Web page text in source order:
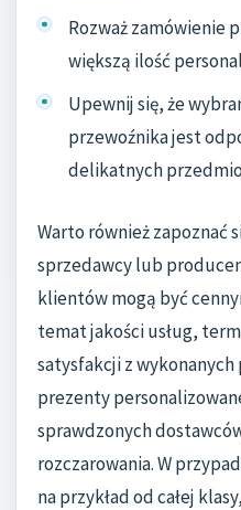
Rozważ zamówienie
większą ilość
Upewnij się, że
przewoźnika jest
delikatnych
Warto również zapoznać
sprzedawcy lub
klientów mogą być
temat jakości usług,
satysfakcji z
prezenty
sprawdzonych
rozczarowania. W
na przykład od całej